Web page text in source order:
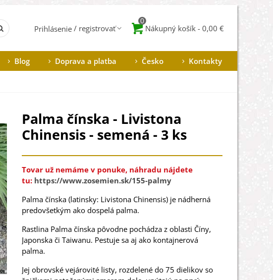
Prihlásenie
0
Nákupný košík - 0,00 €
Blog Doprava a platba Česko Kontakty
Palma čínska - Livistona
Chinensis - semená - 3 ks
Tovar už nemáme v ponuke, náhradu nájdete
tu: https://www.zosemien.sk/155-palmy
Palma čínska (latinsky: Livistona Chinensis) je nádherná
predovšetkým ako dospelá palma.
Rastlina Palma čínska pôvodne pochádza z oblasti Číny,
Japonska či Taiwanu. Pestuje sa aj ako kontajnerová
palma.
Jej obrovské vejárovité listy, rozdelené do 75 dielikov so